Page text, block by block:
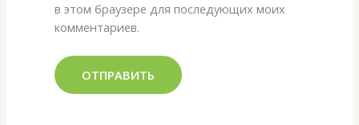
в этом браузере для последующих моих
комментариев.